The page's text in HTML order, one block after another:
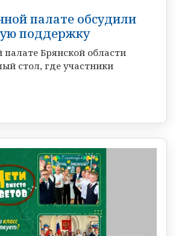
палате обсудили
поддержку
Брянской области
стол, где участники